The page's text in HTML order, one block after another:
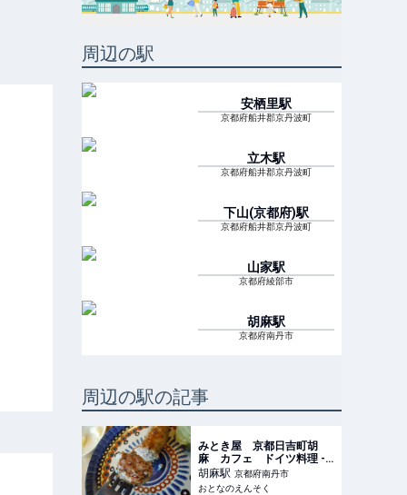
周辺の駅
安栖里駅
京都府船井郡京丹波町
立木駅
京都府船井郡京丹波町
下山(京都府)駅
京都府船井郡京丹波町
山家駅
京都府綾部市
胡麻駅
京都府南丹市
周辺の駅の記事
みとき屋 京都日吉町胡
麻 カフェ ドイツ料理 -
おとなのえんそく
胡麻駅 京都府南丹市
おとなのえんそく